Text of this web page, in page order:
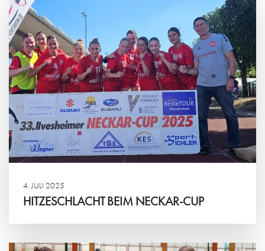
4. JULI 2025
HITZESCHLACHT BEIM NECKAR-CUP